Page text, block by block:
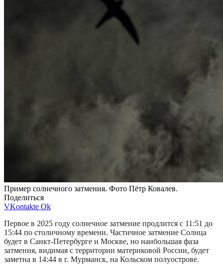
Пример солнечного затмения. Фото Пётр Ковалев.
Поделиться
VKontakte Ok
Первое в 2025 году солнечное затмение продлится с 11:51 до
15:44 по столичному времени. Частичное затмение Солнца
будет в Санкт-Петербурге и Москве, но наибольшая фаза
затмения, видимая с территории материковой России, будет
заметна в 14:44 в г. Мурманск, на Кольском полуострове.